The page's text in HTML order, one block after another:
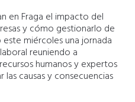
en Fraga el impacto del
y cómo gestionarlo de
miércoles una jornada
reuniendo a
humanos y expertos
causas y consecuencias